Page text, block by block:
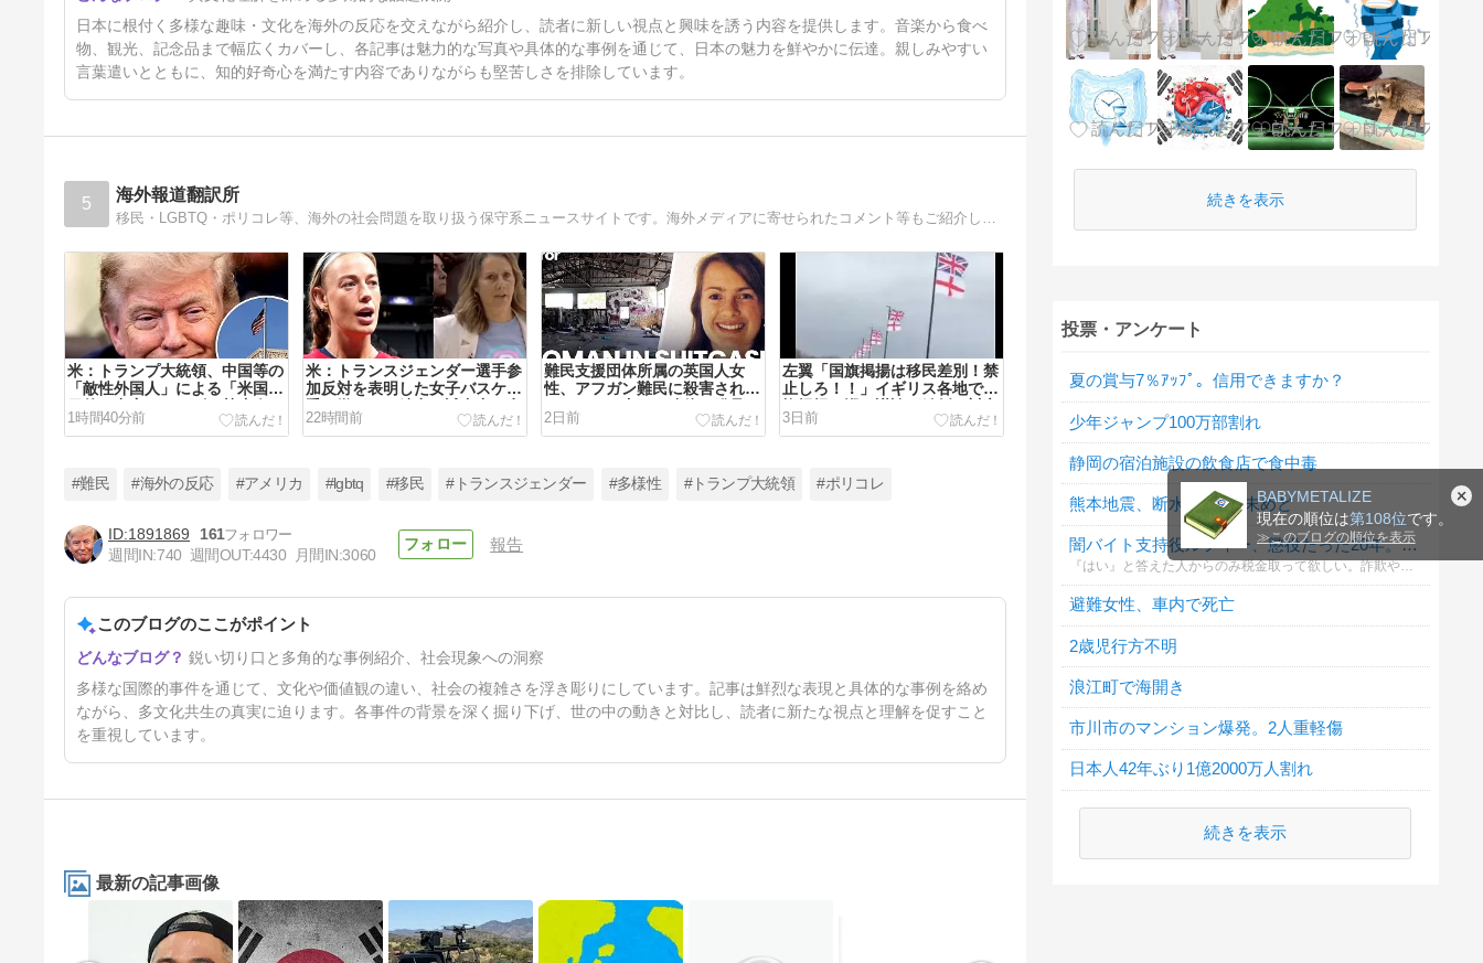
BABYMETALIZE
現在の順位は第108位です。
≫このブログの順位を表示
5日前
日本に根付く多様な趣味・文化を海外の反応を交えながら紹介し、読者に新しい視点と興味を誘う内容を提供します。音楽から食べ
物、観光、記念品まで幅広くカバーし、各記事は魅力的な写真や具体的な事例を通じて、日本の魅力を鮮やかに伝達。親しみやすい
言葉遣いとともに、知的好奇心を満たす内容でありながらも堅苦しさを排除しています。
5 海外報道翻訳所
米：トランプ大統領、中国等の
「敵性外国人」による「米国籍
目的の出産ツーリズム禁止令」
に署名…寄生侵略防止へ[海外
の反応]
1時間40分前
米：トランスジェンダー選手参
加反対を表明した女子バスケ選
手に嫌がらせ続出…試合中に意
図的（？）肘鉄を顔面に食らう
[海外の反応]
22時間前
難民支援団体所属の英国人女
性、アフガン難民に殺害されス
ーツケース内から遺体で発見さ
れる…[海外の反応]
2日前
左翼「国旗掲揚は移民差別！禁
止しろ！！」イギリス各地で国
旗掲揚を巡る議論が紛糾…対立
深まる[海外の反応]
3日前
妊婦含む女性達が包丁で次々刺
される事件発生…一方、警察当
局は犯人情報を完全隠蔽[海外
の反応]
4日前
#難民 #海外の反応 #アメリカ #lgbtq #移民 #トランスジェンダー #多様性 #トランプ大統領 #ポリコレ
1891869
161
週間IN:740 週間OUT:4430 月間IN:3060
報告
このブログのここがポイント
鋭い切り口と多角的な事例紹介、社会現象への洞察
多様な国際的事件を通じて、文化や価値観の違い、社会の複雑さを浮き彫りにしています。記事は鮮烈な表現と具体的な事例を絡め
ながら、多文化共生の真実に迫ります。各事件の背景を深く掘り下げ、世の中の動きと対比し、読者に新たな視点と理解を促すこと
を重視しています。
最新の記事画像
続きを表示
投票・アンケート
夏の賞与7％ｱｯﾌﾟ。信用できますか？
少年ジャンプ100万部割れ
静岡の宿泊施設の飲食店で食中毒
熊本地震、断水解消8月末めど
闇バイト支持役ルフィー、懲役たった20年。支持しますか？
『はい』と答えた人からのみ税金取って欲しい。詐欺や強盗の罪はもっと重罪にすべき
避難女性、車内で死亡
2歳児行方不明
浪江町で海開き
市川市のマンション爆発。2人重軽傷
日本人42年ぶり1億2000万人割れ
続きを表示